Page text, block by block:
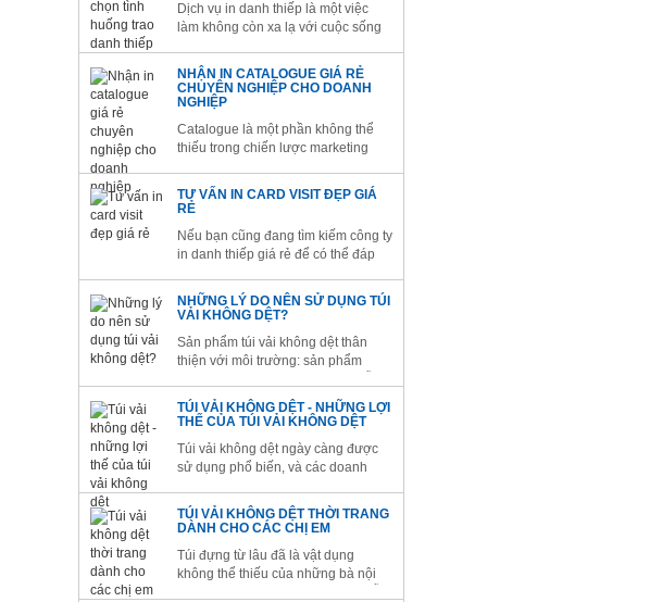
lựa chọn những chiếc túi vải...
Dịch vụ in danh thiếp là một việc
làm không còn xa lạ với cuộc sống
doanh nghiệp sử dụng dịch vụ này.
In danh thiếp thực sự rất cần cho
người làm việc trong lĩnh vực kinh
NHẬN IN CATALOGUE GIÁ RẺ
CHUYÊN NGHIỆP CHO DOANH
NGHIỆP
Catalogue là một phần không thể
thiếu trong chiến lược marketing
bạn. Mục đích của Catalogue là
quảng cáo để thu hút khách hàng.
chuyên nghiệp với dịch vụ in
catalogue giá...
TƯ VẤN IN CARD VISIT ĐẸP GIÁ
RẺ
Nếu bạn cũng đang tìm kiếm công ty
in danh thiếp giá rẻ để có thể đáp
đừng lo lắng, công ty in Kinh Bắc sẽ
là gợi ý hoàn hảo dành cho bạn và
mà tôi muốn gửi tới.
NHỮNG LÝ DO NÊN SỬ DỤNG TÚI
VẢI KHÔNG DỆT?
Sản phẩm túi vải không dệt thân
thiện với môi trường: sản phẩm
phân hủy ở điều kiện môi trường tự
nhiên nên sử dụng túi vải không dệt
với môi trường hiện...
TÚI VẢI KHÔNG DỆT - NHỮNG LỢI
THẾ CỦA TÚI VẢI KHÔNG DỆT
Túi vải không dệt ngày càng được
sử dụng phổ biến, và các doanh
cửa hàng hóa ...cũng đang hướng
tới sử dụng sản phẩm này. Túi vải
nhất với môi trường và là sản...
TÚI VẢI KHÔNG DỆT THỜI TRANG
DÀNH CHO CÁC CHỊ EM
Túi đựng từ lâu đã là vật dụng
không thể thiếu của những bà nội